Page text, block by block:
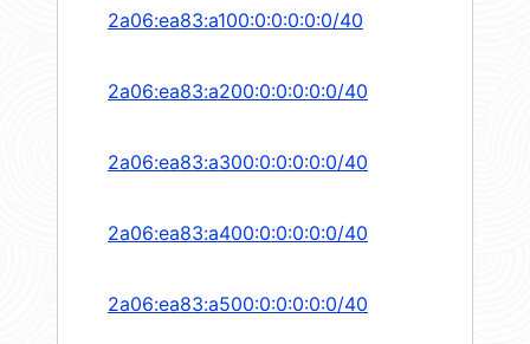
2a06:ea83:a100:0:0:0:0:0/40
2a06:ea83:a200:0:0:0:0:0/40
2a06:ea83:a300:0:0:0:0:0/40
2a06:ea83:a400:0:0:0:0:0/40
2a06:ea83:a500:0:0:0:0:0/40